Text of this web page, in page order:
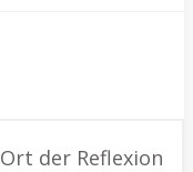
der Reflexion